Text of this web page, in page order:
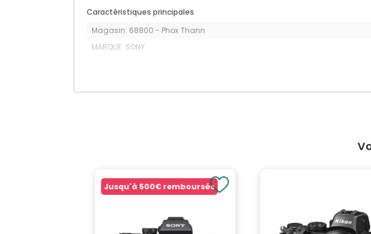
Caractéristiques principales
Magasin: 68800 - Phox Thann
MARQUE: SONY
Jusqu'à 500€ remboursés